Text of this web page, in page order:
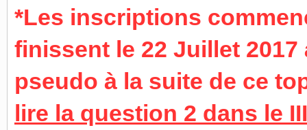
*Les inscriptions
finissent le 22 Juillet
pseudo à la suite de ce
lire la question 2 dans le